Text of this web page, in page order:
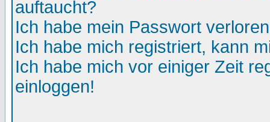
auftaucht?
Ich habe mein Passwort
Ich habe mich registriert, kann
Ich habe mich vor einiger Zeit
einloggen!